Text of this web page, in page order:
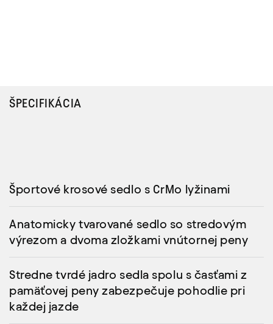
ŠPECIFIKÁCIA
Športové krosové sedlo s CrMo lyžinami
Anatomicky tvarované sedlo so stredovým
výrezom a dvoma zložkami vnútornej peny
Stredne tvrdé jadro sedla spolu s časťami z
pamäťovej peny zabezpečuje pohodlie pri
každej jazde